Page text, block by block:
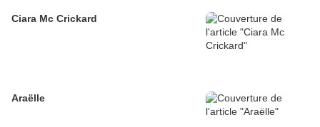
Ciara Mc Crickard
Araëlle